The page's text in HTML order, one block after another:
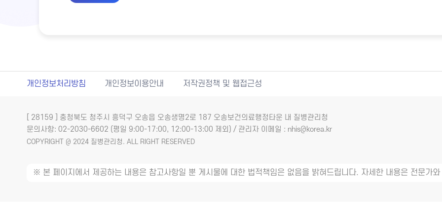
개인정보처리방침 개인정보이용안내 저작권정책 및 웹접근성
[ 28159 ] 충청북도 청주시 흥덕구 오송읍 오송생명2로 187 오송보건의료행정타운 내 질병관리청
문의사항: 02-2030-6602 (평일 9:00-17:00, 12:00-13:00 제외) / 관리자 이메일 : nhis@korea.kr
COPYRIGHT @ 2024 질병관리청. ALL RIGHT RESERVED
※ 본 페이지에서 제공하는 내용은 참고사항일 뿐 게시물에 대한 법적책임은 없음을 밝혀드립니다. 자세한 내용은 전문가